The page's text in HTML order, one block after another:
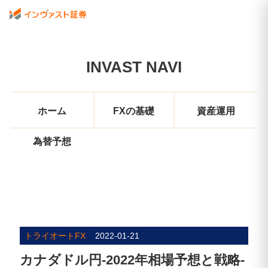
INVAST NAVI
ホーム FXの基礎 資産運用
為替予想
トライオートFX 2022-01-21
カナダドル円-2022年相場予想と戦略-